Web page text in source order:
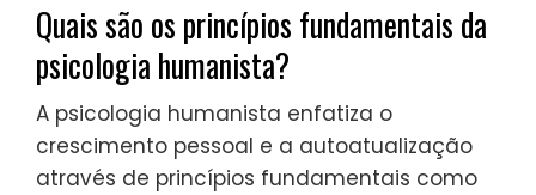
Quais são os princípios fundamentais da
psicologia humanista?
A psicologia humanista enfatiza o
crescimento pessoal e a autoatualização
através de princípios fundamentais como